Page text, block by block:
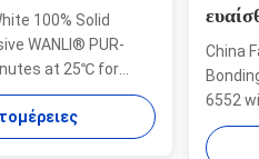
100% Solid
WANLI® PUR-
at 25℃ for
Perfect Bonding
PUR-8830
is a single-
China
6552
And
Aging